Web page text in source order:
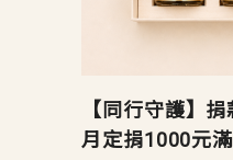
【同行守護】
月定捐1000元